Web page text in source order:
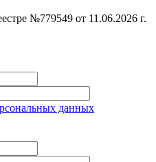
№779549 от 11.06.2026 г.
данных